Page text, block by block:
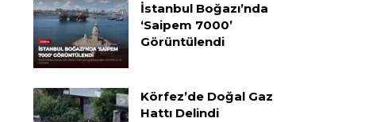
İstanbul Boğazı’nda
‘Saipem 7000’
Görüntülendi
Körfez’de Doğal Gaz
Hattı Delindi